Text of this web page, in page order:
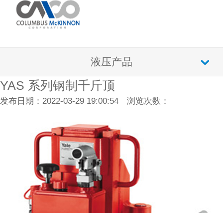
液压产品
YAS 系列钢制千斤顶
发布日期：2022-03-29 19:00:54 浏览次数：